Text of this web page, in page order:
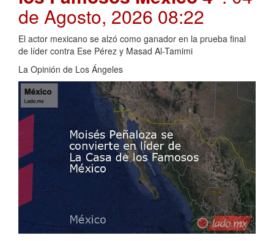
de Agosto, 2026 08:22
El actor mexicano se alzó como ganador en la prueba final
de líder contra Ese Pérez y Masad Al-Tamimi
La Opinión de Los Ángeles